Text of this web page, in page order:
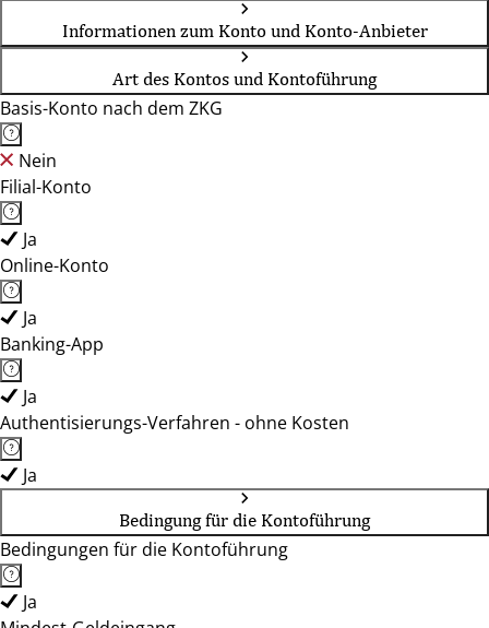
Informationen zum Konto und Konto-Anbieter
Art des Kontos und Kontoführung
Basis-Konto nach dem ZKG
Nein
Filial-Konto
Ja
Online-Konto
Ja
Banking-App
Ja
Authentisierungs-Verfahren - ohne Kosten
Ja
Bedingung für die Kontoführung
Bedingungen für die Kontoführung
Ja